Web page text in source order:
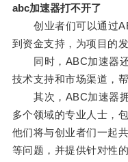
abc加速器打不开了
创业者们可以通过
到资金支持，为项目的
同时，ABC加速器还
技术支持和市场渠道，
其次，ABC加速器拥
多个领域的专业人士，
他们将与创业者们一起
等问题，并提供针对性